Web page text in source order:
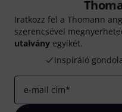
Iratkozz fel a Thomann
szerencsével
utalvány egyikét.
Inspiráló
e-mail cím*